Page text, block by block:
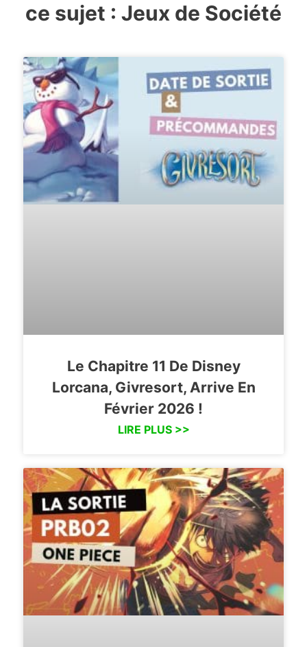
ce sujet : Jeux de Société
Le Chapitre 11 De Disney
Lorcana, Givresort, Arrive En
Février 2026 !
LIRE PLUS >>